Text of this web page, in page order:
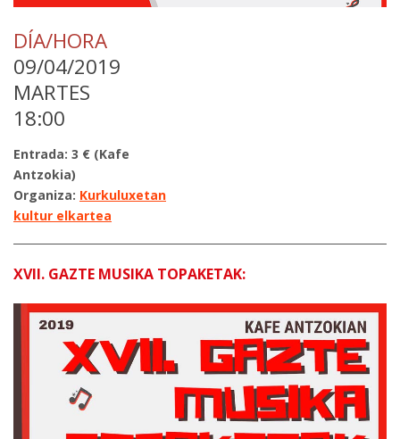
DÍA/HORA
09/04/2019
MARTES
18:00
Entrada: 3 € (Kafe
Antzokia)
Organiza: Kurkuluxetan
kultur elkartea
XVII. GAZTE MUSIKA TOPAKETAK: